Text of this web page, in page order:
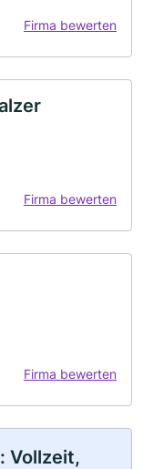
Firma bewerten
Firma bewerten
Firma bewerten
Vollzeit,